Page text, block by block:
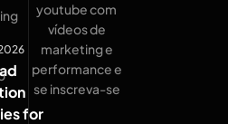
for
youtube com
vídeos de
marketing e
performance e
se inscreva-se